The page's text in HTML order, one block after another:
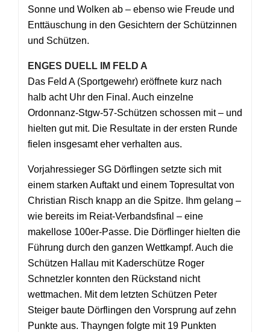
Sonne und Wolken ab – ebenso wie Freude und
Enttäuschung in den Gesichtern der Schützinnen
und Schützen.
ENGES DUELL IM FELD A
Das Feld A (Sportgewehr) eröffnete kurz nach
halb acht Uhr den Final. Auch einzelne
Ordonnanz-Stgw-57-Schützen schossen mit – und
hielten gut mit. Die Resultate in der ersten Runde
fielen insgesamt eher verhalten aus.
Vorjahressieger SG Dörflingen setzte sich mit
einem starken Auftakt und einem Topresultat von
Christian Risch knapp an die Spitze. Ihm gelang –
wie bereits im Reiat-Verbandsfinal – eine
makellose 100er-Passe. Die Dörflinger hielten die
Führung durch den ganzen Wettkampf. Auch die
Schützen Hallau mit Kaderschütze Roger
Schnetzler konnten den Rückstand nicht
wettmachen. Mit dem letzten Schützen Peter
Steiger baute Dörflingen den Vorsprung auf zehn
Punkte aus. Thayngen folgte mit 19 Punkten